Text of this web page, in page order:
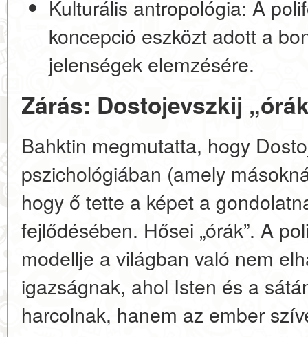
Kulturális antropológia: A
koncepció eszközt adott a
jelenségek elemzésére.
Zárás: Dostojevszkij
Bahktin megmutatta, hogy
pszichológiában (amely
hogy ő tette a képet a
fejlődésében. Hősei „órák”. A
modellje a világban való nem
igazságnak, ahol Isten és a
harcolnak, hanem az ember